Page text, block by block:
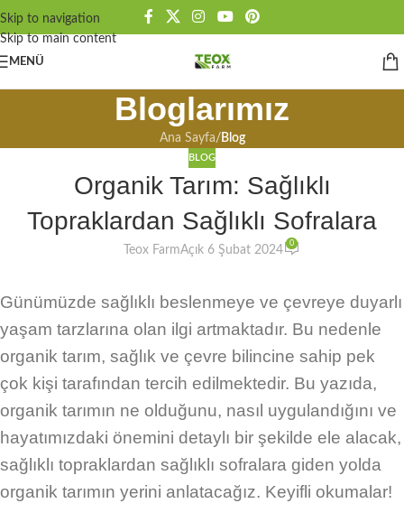
Skip to navigation
Skip to main content
MENÜ
Bloglarımız
Ana Sayfa/ Blog
BLOG
Organik Tarım: Sağlıklı
Topraklardan Sağlıklı Sofralara
Teox FarmAçık 6 Şubat 2024
0
Günümüzde sağlıklı beslenmeye ve çevreye duyarlı
yaşam tarzlarına olan ilgi artmaktadır. Bu nedenle
organik tarım, sağlık ve çevre bilincine sahip pek
çok kişi tarafından tercih edilmektedir. Bu yazıda,
organik tarımın ne olduğunu, nasıl uygulandığını ve
hayatımızdaki önemini detaylı bir şekilde ele alacak,
sağlıklı topraklardan sağlıklı sofralara giden yolda
organik tarımın yerini anlatacağız. Keyifli okumalar!